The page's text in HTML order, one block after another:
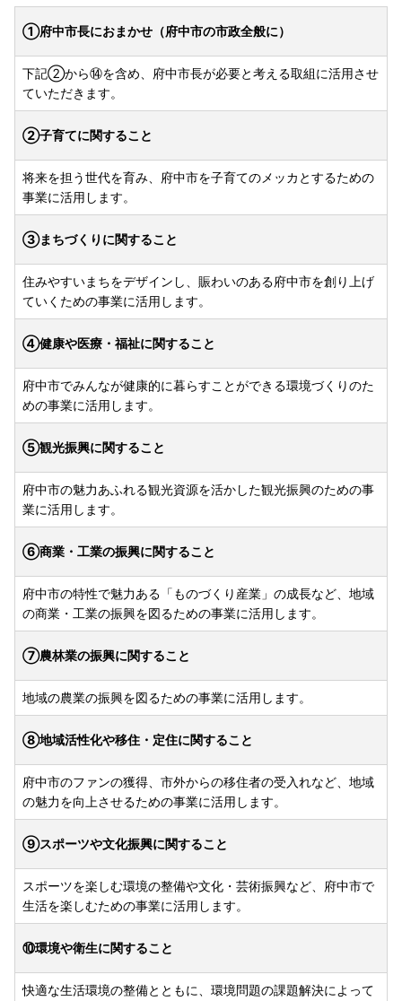
①府中市長におまかせ（府中市の市政全般に）
下記②から⑭を含め、府中市長が必要と考える取組に活用させ
ていただきます。
②子育てに関すること
将来を担う世代を育み、府中市を子育てのメッカとするための
事業に活用します。
③まちづくりに関すること
住みやすいまちをデザインし、賑わいのある府中市を創り上げ
ていくための事業に活用します。
④健康や医療・福祉に関すること
府中市でみんなが健康的に暮らすことができる環境づくりのた
めの事業に活用します。
⑤観光振興に関すること
府中市の魅力あふれる観光資源を活かした観光振興のための事
業に活用します。
⑥商業・工業の振興に関すること
府中市の特性で魅力ある「ものづくり産業」の成長など、地域
の商業・工業の振興を図るための事業に活用します。
⑦農林業の振興に関すること
地域の農業の振興を図るための事業に活用します。
⑧地域活性化や移住・定住に関すること
府中市のファンの獲得、市外からの移住者の受入れなど、地域
の魅力を向上させるための事業に活用します。
⑨スポーツや文化振興に関すること
スポーツを楽しむ環境の整備や文化・芸術振興など、府中市で
生活を楽しむための事業に活用します。
⑩環境や衛生に関すること
快適な生活環境の整備とともに、環境問題の課題解決によって